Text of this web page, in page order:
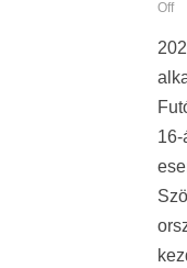
Off
16-